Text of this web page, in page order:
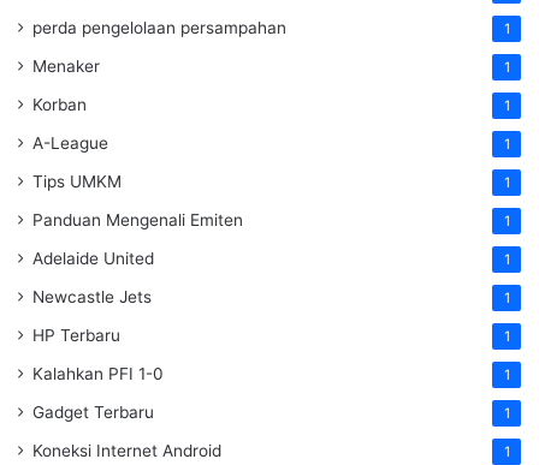
perda pengelolaan persampahan 1
Menaker 1
Korban 1
A-League 1
Tips UMKM 1
Panduan Mengenali Emiten 1
Adelaide United 1
Newcastle Jets 1
HP Terbaru 1
Kalahkan PFI 1-0 1
Gadget Terbaru 1
Koneksi Internet Android 1